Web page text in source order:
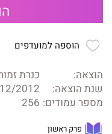
הוספה למועדפים
הוצאה:
כנרת
שנת הוצאה:
12/2012
מספר עמודים: 256
פרק ראשון